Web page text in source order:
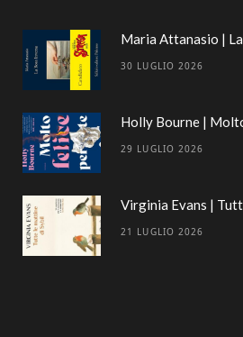
Maria Attanasio |
30 LUGLIO 2026
Holly Bourne |
29 LUGLIO 2026
Virginia Evans |
21 LUGLIO 2026